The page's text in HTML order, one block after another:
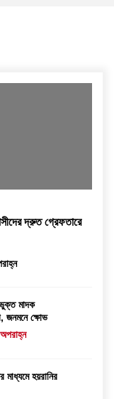
দ্রুত গ্রেফতারে
মাদক
জনমনে ক্ষোভ
মাধ্যমে হয়রানির